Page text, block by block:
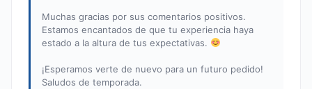
Muchas gracias por sus comentarios positivos.
Estamos encantados de que tu experiencia haya
estado a la altura de tus expectativas.
¡Esperamos verte de nuevo para un futuro pedido!
Saludos de temporada.